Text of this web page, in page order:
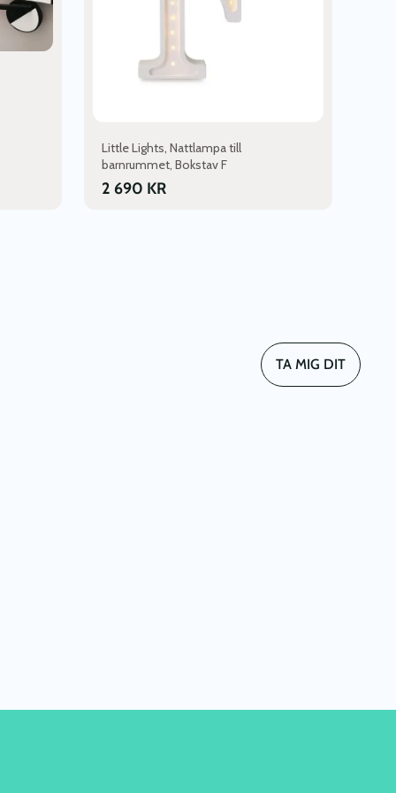
Little Lights, Nattlampa till
barnrummet, Bokstav F
2 690 KR
produktsidan
TA MIG DIT